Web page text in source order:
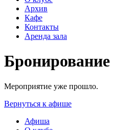
Архив
Кафе
Контакты
Аренда зала
Бронирование
Мероприятие уже прошло.
Вернуться к афише
Афиша